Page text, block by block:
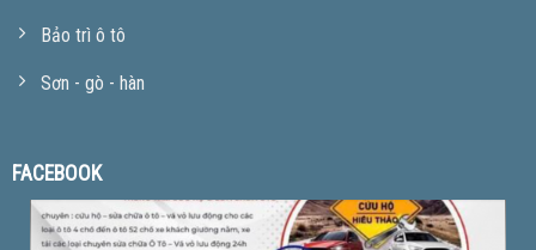
Bảo trì ô tô
Sơn - gò - hàn
FACEBOOK